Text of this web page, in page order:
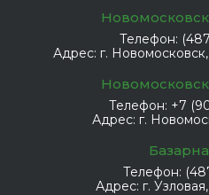
Телефон:
Адрес: г.
Телефон: +7
Адрес: г.
Телефон:
Адрес: г.